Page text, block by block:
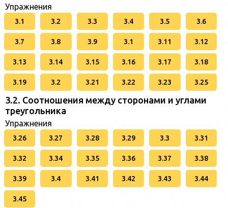
Упражнения
3.1 3.2 3.3 3.4 3.5 3.6
3.7 3.8 3.9 3.1 3.11 3.12
3.13 3.14 3.15 3.16 3.17 3.18
3.19 3.2 3.21 3.22 3.23 3.25
3.2. Соотношения между сторонами и углами
треугольника
Упражнения
3.26 3.27 3.28 3.29 3.3 3.31
3.32 3.34 3.35 3.36 3.37 3.38
3.39 3.4 3.41 3.42 3.43 3.44
3.45